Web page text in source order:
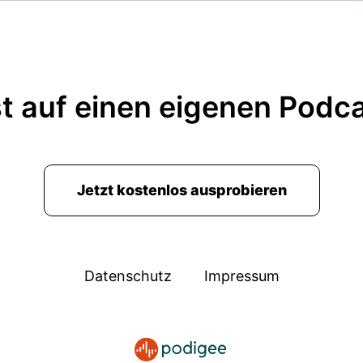
auf einen eigenen
Jetzt kostenlos ausprobieren
Datenschutz Impressum